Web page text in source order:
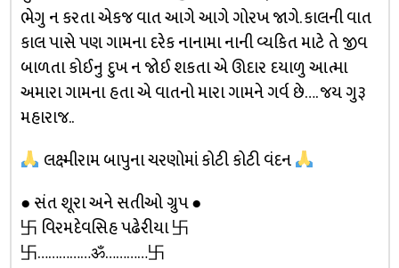
ભેગુ ન કરતા એકજ વાત આગે આગે ગોરખ જાગે. કાલની વાત
કાલ પાસે પણ ગામના દરેક નાનામા નાની વ્યકિત માટે તે જીવ
બાળતા કોઈનુ દુખ ન જોઈ શકતા એ ઊદાર દયાળુ આત્મા
અમારા ગામના હતા એ વાતનો મારા ગામને ગર્વ છે…. જય ગુરૂ
મહારાજ..
લક્ષ્મીરામ બાપુના ચરણોમાં કોટી કોટી વંદન
● સંત શૂરા અને સતીઓ ગ્રુપ ●
卐 વિરમદેવસિહ પઢેરીયા 卐
卐……………ॐ…………卐